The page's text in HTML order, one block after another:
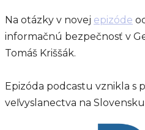
Na otázky v novej epizóde
informačnú bezpečnosť v
Tomáš Kriššák.
Epizóda podcastu vznikla s
veľvyslanectva na